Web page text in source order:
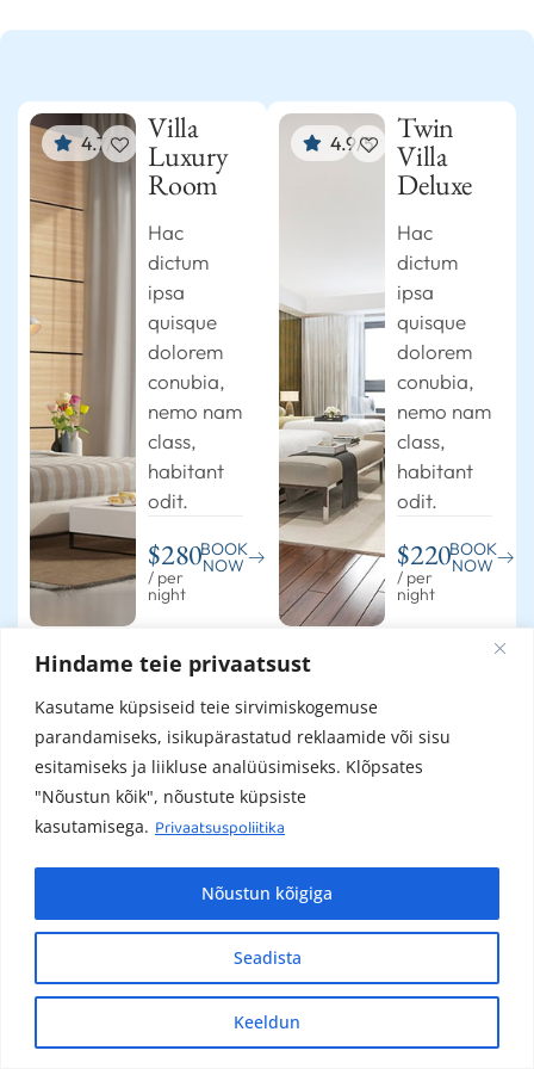
Hindame teie privaatsust
Kasutame küpsiseid teie sirvimiskogemuse
parandamiseks, isikupärastatud reklaamide või sisu
esitamiseks ja liikluse analüüsimiseks. Klõpsates
"Nõustun kõik", nõustute küpsiste
kasutamisega. Privaatsuspoliitika
Seadista
Keeldun
Nõustun kõigiga
4.7/5 Villa
Luxury
Room
Hac
dictum
ipsa
quisque
dolorem
conubia,
nemo nam
class,
habitant
odit.
$280
/ per
night
BOOK
NOW
4.9/5 Twin
Villa
Deluxe
Hac
dictum
ipsa
quisque
dolorem
conubia,
nemo nam
class,
habitant
odit.
$220
/ per
night
BOOK
NOW
OUR ACCOMMODATION
Serenit
y &
Bliss
zone
Room
Services
Hospitalt
home
Store
Luggage
home
Estonian